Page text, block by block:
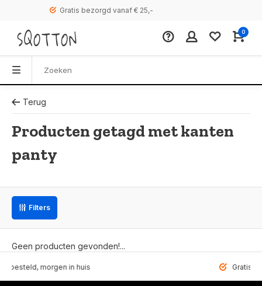
Gratis bezorgd vanaf € 25,-
0
Terug
Producten getagd met kanten
panty
Filters
Geen producten gevonden!...
morgen in huis Gratis